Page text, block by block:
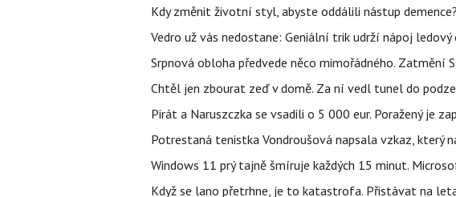
Kdy změnit životní styl, abyste oddálili nástup demence?
Vedro už vás nedostane: Geniální trik udrží nápoj
Srpnová obloha předvede něco mimořádného. Zatmění
Chtěl jen zbourat zeď v domě. Za ní vedl tunel do
Pirát a Naruszczka se vsadili o 5 000 eur. Poražený je
Potrestaná tenistka Vondroušová napsala vzkaz, který
Windows 11 prý tajně šmíruje každých 15 minut.
Když se lano přetrhne, je to katastrofa. Přistávat na